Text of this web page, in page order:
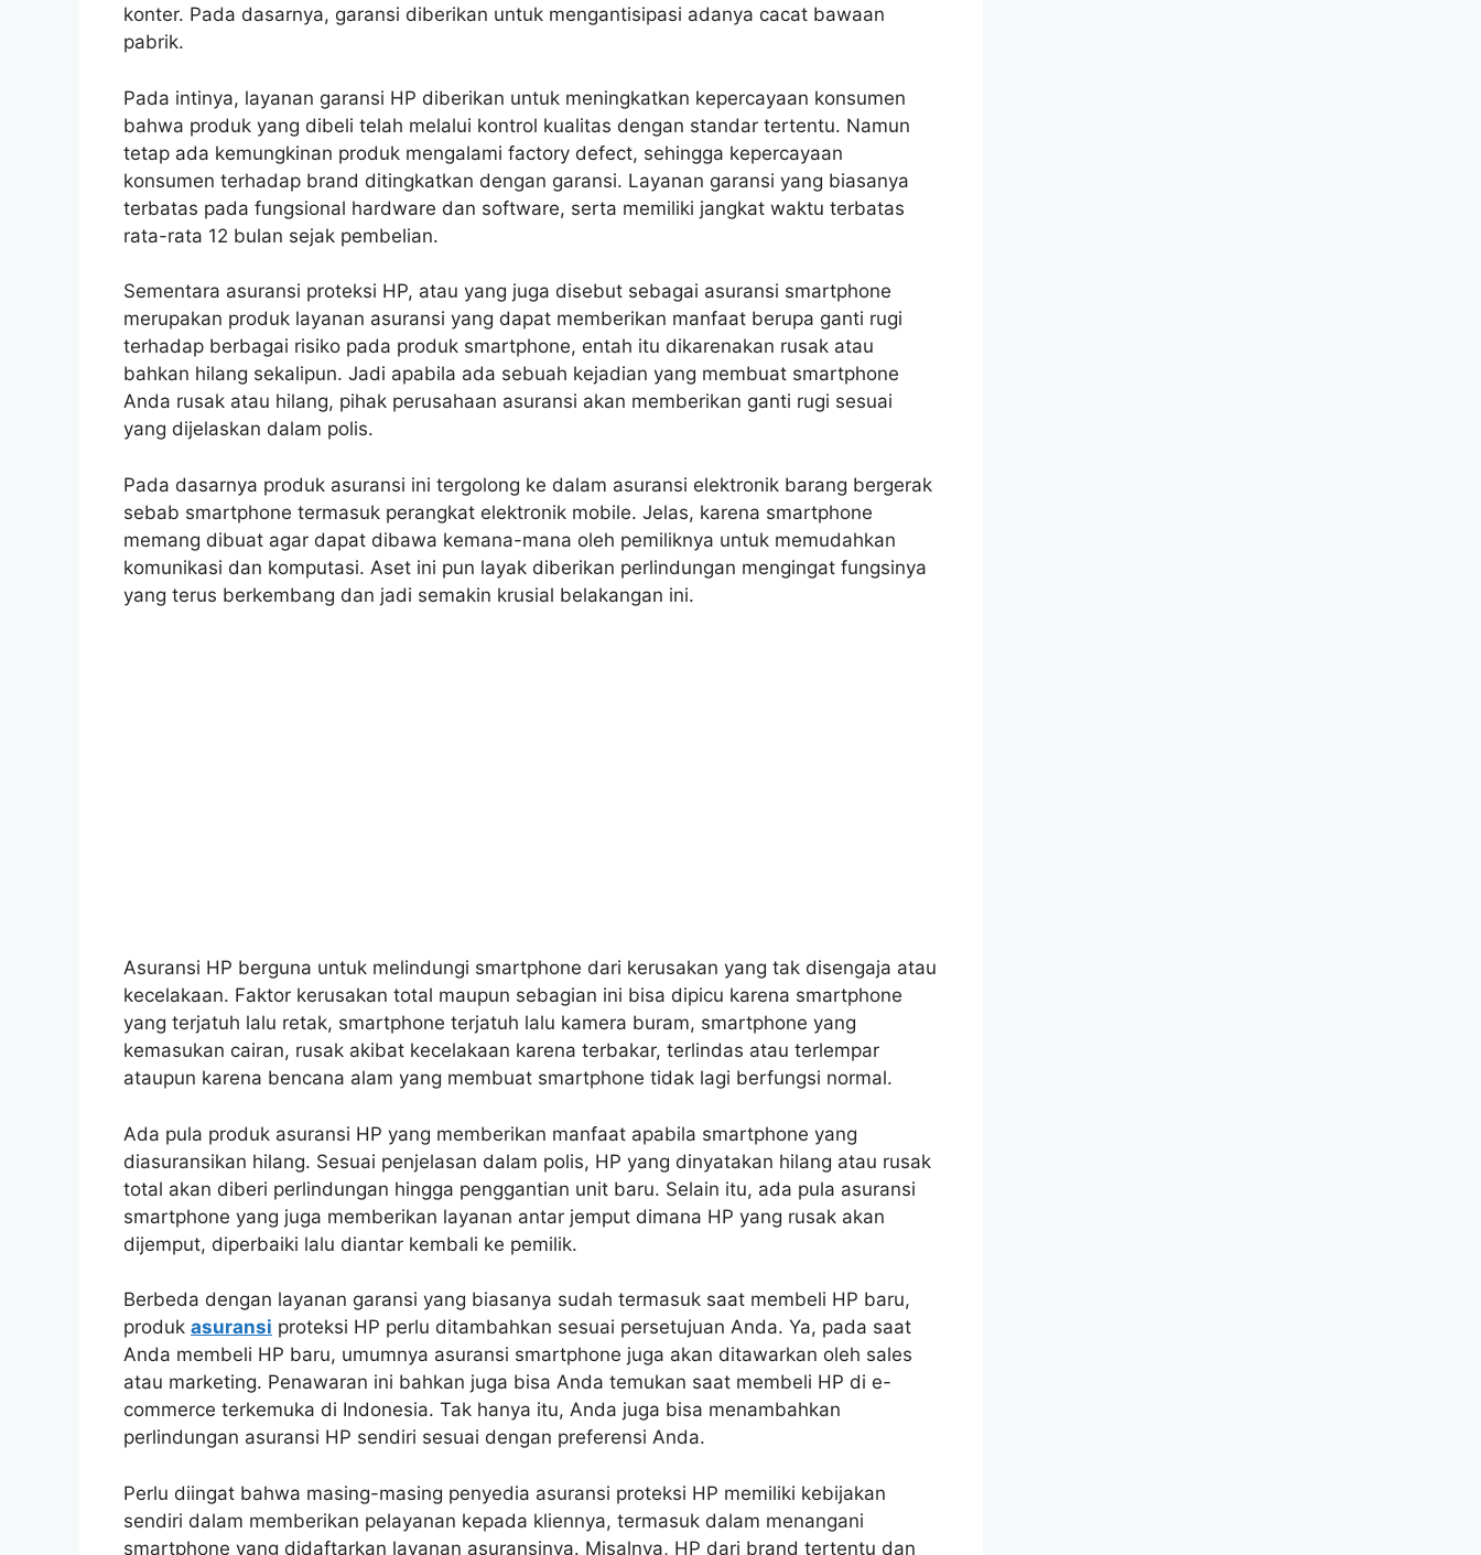
konter. Pada dasarnya, garansi diberikan untuk mengantisipasi adanya cacat bawaan
pabrik.
Pada intinya, layanan garansi HP diberikan untuk meningkatkan kepercayaan konsumen
bahwa produk yang dibeli telah melalui kontrol kualitas dengan standar tertentu. Namun
tetap ada kemungkinan produk mengalami factory defect, sehingga kepercayaan
konsumen terhadap brand ditingkatkan dengan garansi. Layanan garansi yang biasanya
terbatas pada fungsional hardware dan software, serta memiliki jangkat waktu terbatas
rata-rata 12 bulan sejak pembelian.
Sementara asuransi proteksi HP, atau yang juga disebut sebagai asuransi smartphone
merupakan produk layanan asuransi yang dapat memberikan manfaat berupa ganti rugi
terhadap berbagai risiko pada produk smartphone, entah itu dikarenakan rusak atau
bahkan hilang sekalipun. Jadi apabila ada sebuah kejadian yang membuat smartphone
Anda rusak atau hilang, pihak perusahaan asuransi akan memberikan ganti rugi sesuai
yang dijelaskan dalam polis.
Pada dasarnya produk asuransi ini tergolong ke dalam asuransi elektronik barang bergerak
sebab smartphone termasuk perangkat elektronik mobile. Jelas, karena smartphone
memang dibuat agar dapat dibawa kemana-mana oleh pemiliknya untuk memudahkan
komunikasi dan komputasi. Aset ini pun layak diberikan perlindungan mengingat fungsinya
yang terus berkembang dan jadi semakin krusial belakangan ini.
Asuransi HP berguna untuk melindungi smartphone dari kerusakan yang tak disengaja atau
kecelakaan. Faktor kerusakan total maupun sebagian ini bisa dipicu karena smartphone
yang terjatuh lalu retak, smartphone terjatuh lalu kamera buram, smartphone yang
kemasukan cairan, rusak akibat kecelakaan karena terbakar, terlindas atau terlempar
ataupun karena bencana alam yang membuat smartphone tidak lagi berfungsi normal.
Ada pula produk asuransi HP yang memberikan manfaat apabila smartphone yang
diasuransikan hilang. Sesuai penjelasan dalam polis, HP yang dinyatakan hilang atau rusak
total akan diberi perlindungan hingga penggantian unit baru. Selain itu, ada pula asuransi
smartphone yang juga memberikan layanan antar jemput dimana HP yang rusak akan
dijemput, diperbaiki lalu diantar kembali ke pemilik.
Berbeda dengan layanan garansi yang biasanya sudah termasuk saat membeli HP baru,
produk asuransi proteksi HP perlu ditambahkan sesuai persetujuan Anda. Ya, pada saat
Anda membeli HP baru, umumnya asuransi smartphone juga akan ditawarkan oleh sales
atau marketing. Penawaran ini bahkan juga bisa Anda temukan saat membeli HP di e-
commerce terkemuka di Indonesia. Tak hanya itu, Anda juga bisa menambahkan
perlindungan asuransi HP sendiri sesuai dengan preferensi Anda.
Perlu diingat bahwa masing-masing penyedia asuransi proteksi HP memiliki kebijakan
sendiri dalam memberikan pelayanan kepada kliennya, termasuk dalam menangani
smartphone yang didaftarkan layanan asuransinya. Misalnya, HP dari brand tertentu dan